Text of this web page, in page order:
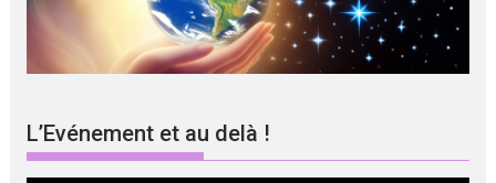
L’Evénement et au delà !